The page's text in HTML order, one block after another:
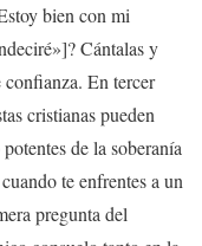
bien con mi
Cántalas y
confianza. En tercer
cristianas pueden
de la soberanía
te enfrentes a un
pregunta del